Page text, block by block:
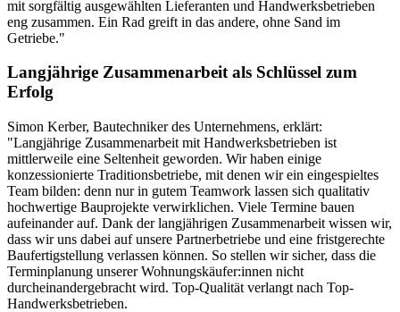
mit sorgfältig ausgewählten Lieferanten und Handwerksbetrieben
eng zusammen. Ein Rad greift in das andere, ohne Sand im
Getriebe."
Langjährige Zusammenarbeit als Schlüssel zum
Erfolg
Simon Kerber, Bautechniker des Unternehmens, erklärt:
"Langjährige Zusammenarbeit mit Handwerksbetrieben ist
mittlerweile eine Seltenheit geworden. Wir haben einige
konzessionierte Traditionsbetriebe, mit denen wir ein eingespieltes
Team bilden: denn nur in gutem Teamwork lassen sich qualitativ
hochwertige Bauprojekte verwirklichen. Viele Termine bauen
aufeinander auf. Dank der langjährigen Zusammenarbeit wissen wir,
dass wir uns dabei auf unsere Partnerbetriebe und eine fristgerechte
Baufertigstellung verlassen können. So stellen wir sicher, dass die
Terminplanung unserer Wohnungskäufer:innen nicht
durcheinandergebracht wird. Top-Qualität verlangt nach Top-
Handwerksbetrieben.